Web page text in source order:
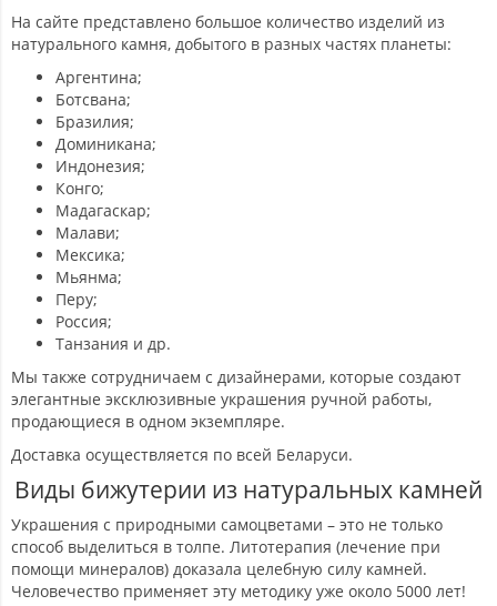
На сайте представлено большое количество изделий из
натурального камня, добытого в разных частях планеты:
Аргентина;
Ботсвана;
Бразилия;
Доминикана;
Индонезия;
Конго;
Мадагаскар;
Малави;
Мексика;
Мьянма;
Перу;
Россия;
Танзания и др.
Мы также сотрудничаем с дизайнерами, которые создают
элегантные эксклюзивные украшения ручной работы,
продающиеся в одном экземпляре.
Доставка осуществляется по всей Беларуси.
Виды бижутерии из натуральных камней
Украшения с природными самоцветами – это не только
способ выделиться в толпе. Литотерапия (лечение при
помощи минералов) доказала целебную силу камней.
Человечество применяет эту методику уже около 5000 лет!